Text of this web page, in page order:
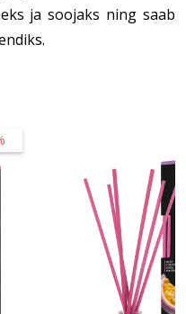
ja soojaks ning saab